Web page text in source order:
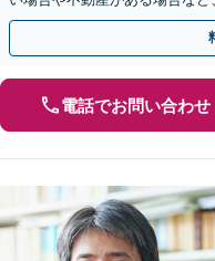
な対応で早期解決を目指しま
電話でお問い合わせ